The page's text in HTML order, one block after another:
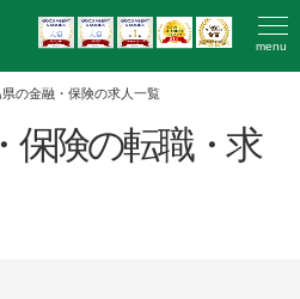
menu
県の金融・保険の求人一覧
保険の転職・求